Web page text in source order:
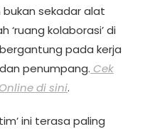
sekadar alat
‘ruang kolaborasi’ di
pada kerja
penumpang. Cek
di sini.
ini terasa paling